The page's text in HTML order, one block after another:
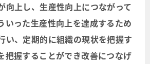
向上し、生産性向上につながって
いった生産性向上を達成するため
い、定期的に組織の現状を把握す
把握することができ改善につなげ